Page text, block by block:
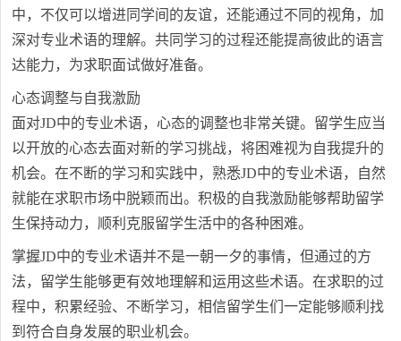
中，不仅可以增进同学间的友谊，还能通过不同的视角，加
深对专业术语的理解。共同学习的过程还能提高彼此的语言
达能力，为求职面试做好准备。
心态调整与自我激励
面对JD中的专业术语，心态的调整也非常关键。留学生应当
以开放的心态去面对新的学习挑战，将困难视为自我提升的
机会。在不断的学习和实践中，熟悉JD中的专业术语，自然
就能在求职市场中脱颖而出。积极的自我激励能够帮助留学
生保持动力，顺利克服留学生活中的各种困难。
掌握JD中的专业术语并不是一朝一夕的事情，但通过的方
法，留学生能够更有效地理解和运用这些术语。在求职的过
程中，积累经验、不断学习，相信留学生们一定能够顺利找
到符合自身发展的职业机会。